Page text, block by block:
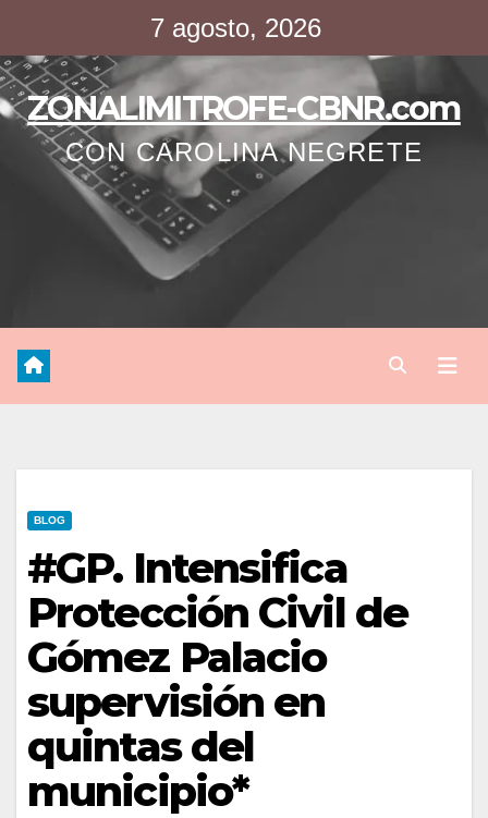
contenido
7 agosto, 2026
ZONALIMITROFE-CBNR.com
CON CAROLINA NEGRETE
BLOG
#GP. Intensifica
Protección Civil de
Gómez Palacio
supervisión en
quintas del
municipio*